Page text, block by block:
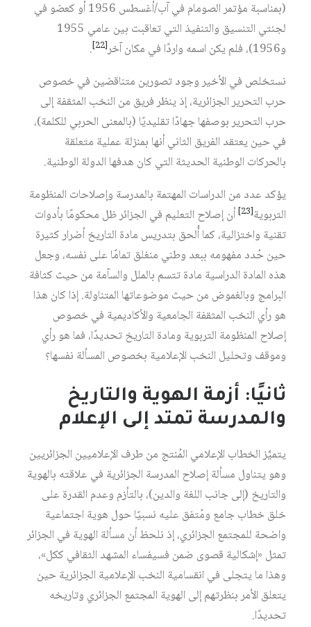
(بمناسبة مؤتمر الصومام في آب/أغسطس 1956 أو كعضو في
لجنتي التنسيق والتنفيذ التي تعاقبت بين عامي 1955
و1956)، فلم يكن اسمه واردًا في مكان آخر‏
[22]
.
نستخلص في الأخير وجود تصورين متناقضين في خصوص
حرب التحرير الجزائرية، إذ ينظر فريق من النخب المثقفة إلى
حرب التحرير بوصفها جهادًا تقليديًا (بالمعنى الحربي للكلمة)،
في حين يعتقد الفريق الثاني أنها بمنزلة عملية متعلقة
بالحركات الوطنية الحديثة التي كان هدفها الدولة الوطنية.
يؤكد عدد من الدراسات المهتمة بالمدرسة وإصلاحات المنظومة
التربوية‏[23]
أن إصلاح التعليم في الجزائر ظل محكومًا بأدوات
تقنية واختزالية، كما أُلحق بتدريس مادة التاريخ أضرار كثيرة
حين حُدد مفهومه ببعد وطني منغلق تمامًا على نفسه، وجعل
هذه المادة الدراسية مادة تتسم بالملل والسآمة من حيث كثافة
البرامج وبالغموض من حيث موضوعاتها المتناولة. إذا كان هذا
هو رأي النخب المثقفة الجامعية والأكاديمية في خصوص
إصلاح المنظومة التربوية ومادة التاريخ تحديدًا، فما هو رأي
وموقف وتحليل النخب الإعلامية بخصوص المسألة نفسها؟
ثانيًا: أزمة الهوية والتاريخ
والمدرسة تمتد إلى الإعلام
يتميَّز الخطاب الإعلامي المُنتج من طرف الإعلاميين الجزائريين
وهو يتناول مسألة إصلاح المدرسة الجزائرية في علاقته بالهوية
والتاريخ (إلى جانب اللغة والدين)، بالتأزم وعدم القدرة على
خلق خطاب جامع ومُتفق عليه نسبيًا حول هوية اجتماعية
واضحة للمجتمع الجزائري، إذ نلحظ أن مسألة الهوية في الجزائر
تمثل «إشكالية قصوى ضمن فسيفساء المشهد الثقافي ككل»،
وهذا ما يتجلى في انقسامية النخب الإعلامية الجزائرية حين
يتعلق الأمر بنظرتهم إلى الهوية المجتمع الجزائري وتاريخه
تحديدًا.